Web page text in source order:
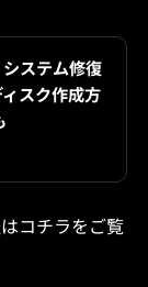
ステム修復
スク作成方
コチラをご覧